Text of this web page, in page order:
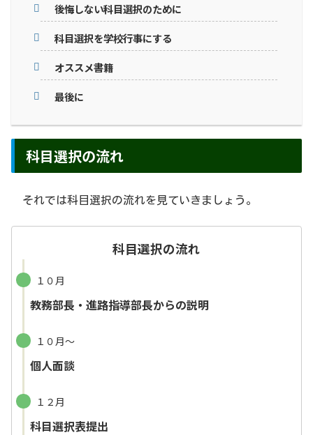
後悔しない科目選択のために
科目選択を学校行事にする
オススメ書籍
最後に
科目選択の流れ
それでは科目選択の流れを見ていきましょう。
科目選択の流れ
１０月
教務部長・進路指導部長からの説明
１０月〜
個人面談
１２月
科目選択表提出